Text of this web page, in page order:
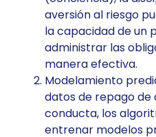
aversión al riesgo
la capacidad de un
administrar las
manera efectiva.
Modelamiento
datos de repago de
conducta, los
entrenar modelos